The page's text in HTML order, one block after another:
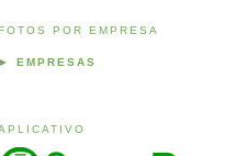
POR EMPRESA
► EMPRESAS